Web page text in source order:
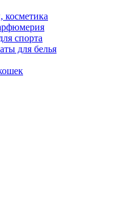
косметика
спорта
для белья